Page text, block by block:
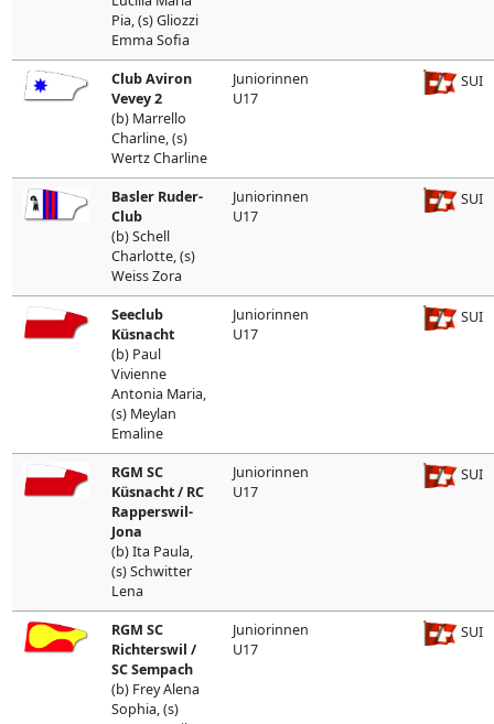
Pia, (s) Gliozzi
Emma Sofia
Club Aviron
Vevey 2
(b) Marrello
Charline, (s)
Wertz Charline
Juniorinnen
U17
SUI
Basler Ruder-
Club
(b) Schell
Charlotte, (s)
Weiss Zora
Juniorinnen
U17
SUI
Seeclub
Küsnacht
(b) Paul
Vivienne
Antonia Maria,
(s) Meylan
Emaline
Juniorinnen
U17
SUI
RGM SC
Küsnacht / RC
Rapperswil-
Jona
(b) Ita Paula,
(s) Schwitter
Lena
Juniorinnen
U17
SUI
RGM SC
Richterswil /
SC Sempach
(b) Frey Alena
Sophia, (s)
Juniorinnen
U17
SUI